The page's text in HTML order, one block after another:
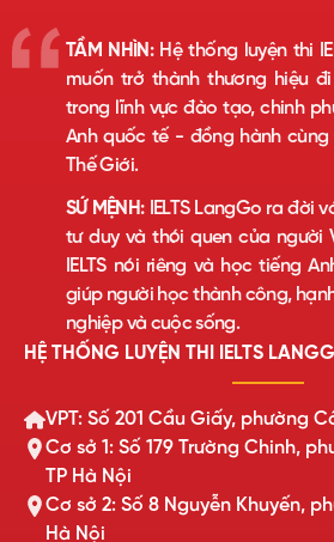
TẦM NHÌN:Hệ thống luyện thi
muốn trở thành thương hiệu
trong lĩnh vực đào tạo, chinh
Anh quốc tế - đồng hành cùng
Thế Giới.
SỨ MỆNH:IELTS LangGo ra đời
tư duy và thói quen của người
IELTS nói riêng và học tiếng
giúp người học thành công,
nghiệp và cuộc sống.
HỆ THỐNG LUYỆN THI IELTS
VPT: Số 201 Cầu Giấy, phường
Cơ sở 1: Số 179 Trường Chinh,
TP Hà Nội
Cơ sở 2: Số 8 Nguyễn Khuyến,
Hà Nội